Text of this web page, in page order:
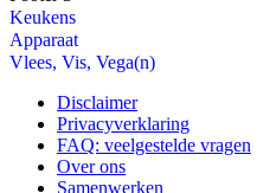
Keukens
Apparaat
Vlees, Vis, Vega(n)
Disclaimer
Privacyverklaring
FAQ: veelgestelde vragen
Over ons
Samenwerken